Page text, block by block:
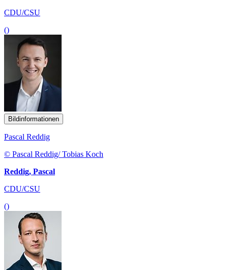
CDU/CSU
()
Bildinformationen
Pascal Reddig
© Pascal Reddig/ Tobias Koch
Reddig, Pascal
CDU/CSU
()